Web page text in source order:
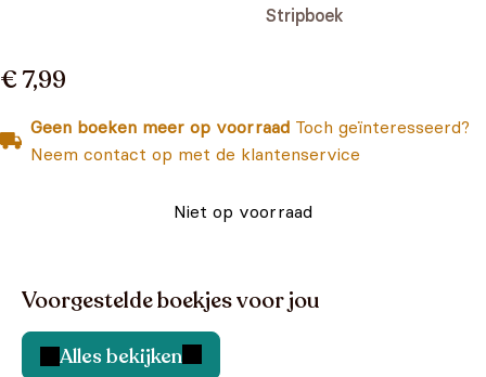
Stripboek
€ 7,99
Geen boeken meer op voorraad Toch geïnteresseerd?
Neem contact op met de klantenservice
Niet op voorraad
Voorgestelde boekjes voor jou
Alles bekijken